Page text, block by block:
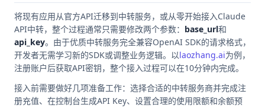
将现有应用从官方API迁移到中转服务，或从零开始接入Claude
API中转，整个过程通常只需要修改两个参数： base_url和
api_key。由于优质中转服务完全兼容OpenAI SDK的请求格式，
开发者无需学习新的SDK或调整业务逻辑。以laozhang.ai为例，
注册账户后获取API密钥，整个接入过程可以在10分钟内完成。
接入前需要做好几项准备工作：选择合适的中转服务商并完成注
册充值、在控制台生成API Key、设置合理的使用限额和余额预